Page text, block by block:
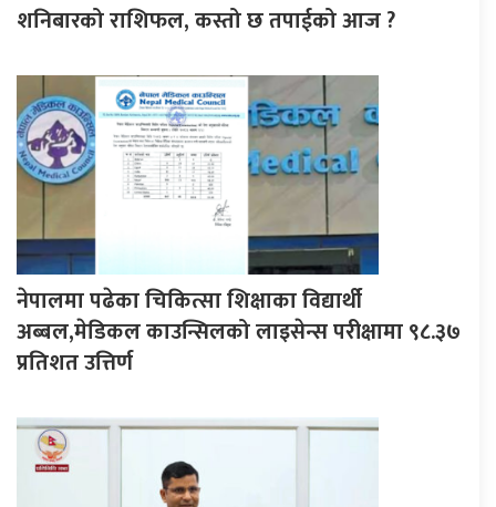
शनिबारको राशिफल, कस्तो छ तपाईको आज ?
नेपालमा पढेका चिकित्सा शिक्षाका विद्यार्थी
अब्बल,मेडिकल काउन्सिलको लाइसेन्स परीक्षामा ९८.३७
प्रतिशत उत्तिर्ण